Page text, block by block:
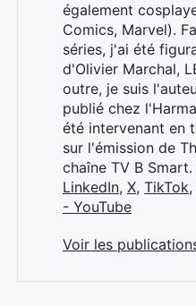
également
Comics, Marvel).
séries, j'ai été
d'Olivier Marchal,
outre, je suis
publié chez
été intervenant en
sur l'émission de
chaîne TV B
LinkedIn, X, TikTok,
- YouTube
Voir les